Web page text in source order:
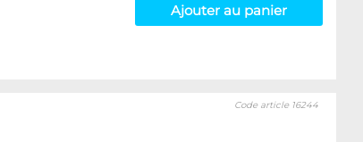
Ajouter au panier
Code article 16244